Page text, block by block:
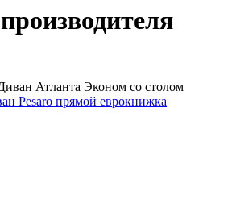
Атланта Эконом со столом
Pesaro прямой еврокнижка